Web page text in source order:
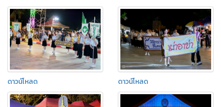
ดาวน์โหลด ดาวน์โหลด